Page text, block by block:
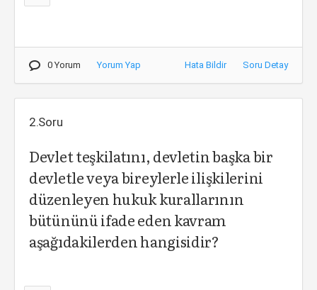
0 Yorum Yorum Yap Hata Bildir Soru Detay
2.Soru
Devlet teşkilatını, devletin başka bir
devletle veya bireylerle ilişkilerini
düzenleyen hukuk kurallarının
bütününü ifade eden kavram
aşağıdakilerden hangisidir?